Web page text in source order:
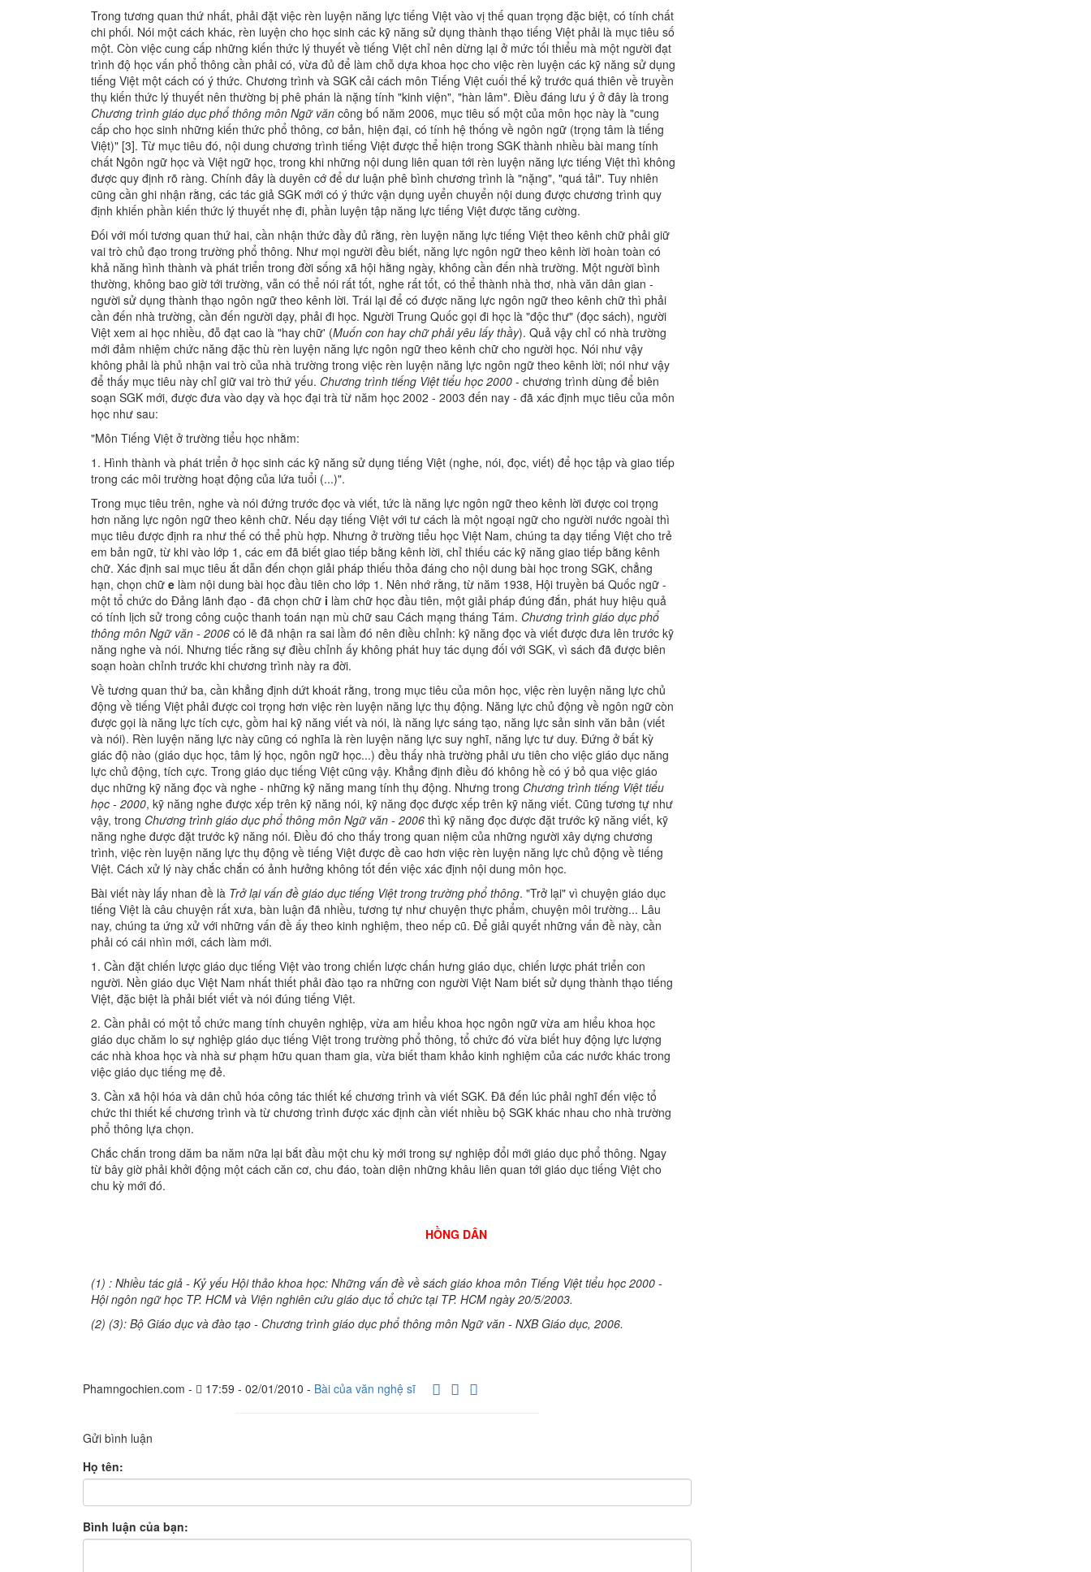
Trong tương quan thứ nhất, phải đặt việc rèn luyện năng lực tiếng Việt vào vị thế quan trọng đặc biệt, có tính chất
chi phối. Nói một cách khác, rèn luyện cho học sinh các kỹ năng sử dụng thành thạo tiếng Việt phải là mục tiêu số
một. Còn việc cung cấp những kiến thức lý thuyết về tiếng Việt chỉ nên dừng lại ở mức tối thiểu mà một người đạt
trình độ học vấn phổ thông cần phải có, vừa đủ để làm chỗ dựa khoa học cho việc rèn luyện các kỹ năng sử dụng
tiếng Việt một cách có ý thức. Chương trình và SGK cải cách môn Tiếng Việt cuối thế kỷ trước quá thiên về truyền
thụ kiến thức lý thuyết nên thường bị phê phán là nặng tính "kinh viện", "hàn lâm". Điều đáng lưu ý ở đây là trong
Chương trình giáo dục phổ thông môn Ngữ văn công bố năm 2006, mục tiêu số một của môn học này là "cung
cấp cho học sinh những kiến thức phổ thông, cơ bản, hiện đại, có tính hệ thống về ngôn ngữ (trọng tâm là tiếng
Việt)" [3]. Từ mục tiêu đó, nội dung chương trình tiếng Việt được thể hiện trong SGK thành nhiều bài mang tính
chất Ngôn ngữ học và Việt ngữ học, trong khi những nội dung liên quan tới rèn luyện năng lực tiếng Việt thì không
được quy định rõ ràng. Chính đây là duyên cớ để dư luận phê bình chương trình là "nặng", "quá tải". Tuy nhiên
cũng cần ghi nhận rằng, các tác giả SGK mới có ý thức vận dụng uyển chuyển nội dung được chương trình quy
định khiến phần kiến thức lý thuyết nhẹ đi, phần luyện tập năng lực tiếng Việt được tăng cường.
Đối với mối tương quan thứ hai, cần nhận thức đầy đủ rằng, rèn luyện năng lực tiếng Việt theo kênh chữ phải giữ
vai trò chủ đạo trong trường phổ thông. Như mọi người đều biết, năng lực ngôn ngữ theo kênh lời hoàn toàn có
khả năng hình thành và phát triển trong đời sống xã hội hằng ngày, không cần đến nhà trường. Một người bình
thường, không bao giờ tới trường, vẫn có thể nói rất tốt, nghe rất tốt, có thể thành nhà thơ, nhà văn dân gian -
người sử dụng thành thạo ngôn ngữ theo kênh lời. Trái lại để có được năng lực ngôn ngữ theo kênh chữ thì phải
cần đến nhà trường, cần đến người dạy, phải đi học. Người Trung Quốc gọi đi học là "độc thư" (đọc sách), người
Việt xem ai học nhiều, đỗ đạt cao là "hay chữ' (Muốn con hay chữ phải yêu lấy thầy). Quả vậy chỉ có nhà trường
mới đảm nhiệm chức năng đặc thù rèn luyện năng lực ngôn ngữ theo kênh chữ cho người học. Nói như vậy
không phải là phủ nhận vai trò của nhà trường trong việc rèn luyện năng lực ngôn ngữ theo kênh lời; nói như vậy
để thấy mục tiêu này chỉ giữ vai trò thứ yếu. Chương trình tiếng Việt tiểu học 2000 - chương trình dùng để biên
soạn SGK mới, được đưa vào dạy và học đại trà từ năm học 2002 - 2003 đến nay - đã xác định mục tiêu của môn
học như sau:
"Môn Tiếng Việt ở trường tiểu học nhằm:
1. Hình thành và phát triển ở học sinh các kỹ năng sử dụng tiếng Việt (nghe, nói, đọc, viết) để học tập và giao tiếp
trong các môi trường hoạt động của lứa tuổi (...)".
Trong mục tiêu trên, nghe và nói đứng trước đọc và viết, tức là năng lực ngôn ngữ theo kênh lời được coi trọng
hơn năng lực ngôn ngữ theo kênh chữ. Nếu dạy tiếng Việt với tư cách là một ngoại ngữ cho người nước ngoài thì
mục tiêu được định ra như thế có thể phù hợp. Nhưng ở trường tiểu học Việt Nam, chúng ta dạy tiếng Việt cho trẻ
em bản ngữ, từ khi vào lớp 1, các em đã biết giao tiếp bằng kênh lời, chỉ thiếu các kỹ năng giao tiếp bằng kênh
chữ. Xác định sai mục tiêu ắt dẫn đến chọn giải pháp thiếu thỏa đáng cho nội dung bài học trong SGK, chẳng
hạn, chọn chữ e làm nội dung bài học đầu tiên cho lớp 1. Nên nhớ rằng, từ năm 1938, Hội truyền bá Quốc ngữ -
một tổ chức do Đảng lãnh đạo - đã chọn chữ i làm chữ học đầu tiên, một giải pháp đúng đắn, phát huy hiệu quả
có tính lịch sử trong công cuộc thanh toán nạn mù chữ sau Cách mạng tháng Tám. Chương trình giáo dục phổ
thông môn Ngữ văn - 2006 có lẽ đã nhận ra sai lầm đó nên điều chỉnh: kỹ năng đọc và viết được đưa lên trước kỹ
năng nghe và nói. Nhưng tiếc rằng sự điều chỉnh ấy không phát huy tác dụng đối với SGK, vì sách đã được biên
soạn hoàn chỉnh trước khi chương trình này ra đời.
Về tương quan thứ ba, cần khẳng định dứt khoát rằng, trong mục tiêu của môn học, việc rèn luyện năng lực chủ
động về tiếng Việt phải được coi trọng hơn việc rèn luyện năng lực thụ động. Năng lực chủ động về ngôn ngữ còn
được gọi là năng lực tích cực, gồm hai kỹ năng viết và nói, là năng lực sáng tạo, năng lực sản sinh văn bản (viết
và nói). Rèn luyện năng lực này cũng có nghĩa là rèn luyện năng lực suy nghĩ, năng lực tư duy. Đứng ở bất kỳ
giác độ nào (giáo dục học, tâm lý học, ngôn ngữ học...) đều thấy nhà trường phải ưu tiên cho việc giáo dục năng
lực chủ động, tích cực. Trong giáo dục tiếng Việt cũng vậy. Khẳng định điều đó không hề có ý bỏ qua việc giáo
dục những kỹ năng đọc và nghe - những kỹ năng mang tính thụ động. Nhưng trong Chương trình tiếng Việt tiểu
học - 2000, kỹ năng nghe được xếp trên kỹ năng nói, kỹ năng đọc được xếp trên kỹ năng viết. Cũng tương tự như
vậy, trong Chương trình giáo dục phổ thông môn Ngữ văn - 2006 thì kỹ năng đọc được đặt trước kỹ năng viết, kỹ
năng nghe được đặt trước kỹ năng nói. Điều đó cho thấy trong quan niệm của những người xây dựng chương
trình, việc rèn luyện năng lực thụ động về tiếng Việt được đề cao hơn việc rèn luyện năng lực chủ động về tiếng
Việt. Cách xử lý này chắc chắn có ảnh hưởng không tốt đến việc xác định nội dung môn học.
Bài viết này lấy nhan đề là Trở lại vấn đề giáo dục tiếng Việt trong trường phổ thông. "Trở lại" vì chuyện giáo dục
tiếng Việt là câu chuyện rất xưa, bàn luận đã nhiều, tương tự như chuyện thực phẩm, chuyện môi trường... Lâu
nay, chúng ta ứng xử với những vấn đề ấy theo kinh nghiệm, theo nếp cũ. Để giải quyết những vấn đề này, cần
phải có cái nhìn mới, cách làm mới.
1. Cần đặt chiến lược giáo dục tiếng Việt vào trong chiến lược chấn hưng giáo dục, chiến lược phát triển con
người. Nền giáo dục Việt Nam nhất thiết phải đào tạo ra những con người Việt Nam biết sử dụng thành thạo tiếng
Việt, đặc biệt là phải biết viết và nói đúng tiếng Việt.
2. Cần phải có một tổ chức mang tính chuyên nghiệp, vừa am hiểu khoa học ngôn ngữ vừa am hiểu khoa học
giáo dục chăm lo sự nghiệp giáo dục tiếng Việt trong trường phổ thông, tổ chức đó vừa biết huy động lực lượng
các nhà khoa học và nhà sư phạm hữu quan tham gia, vừa biết tham khảo kinh nghiệm của các nước khác trong
việc giáo dục tiếng mẹ đẻ.
3. Cần xã hội hóa và dân chủ hóa công tác thiết kế chương trình và viết SGK. Đã đến lúc phải nghĩ đến việc tổ
chức thi thiết kế chương trình và từ chương trình được xác định cần viết nhiều bộ SGK khác nhau cho nhà trường
phổ thông lựa chọn.
Chắc chắn trong dăm ba năm nữa lại bắt đầu một chu kỳ mới trong sự nghiệp đổi mới giáo dục phổ thông. Ngay
từ bây giờ phải khởi động một cách căn cơ, chu đáo, toàn diện những khâu liên quan tới giáo dục tiếng Việt cho
chu kỳ mới đó.
HỒNG DÂN
(1) : Nhiều tác giả - Kỷ yếu Hội thảo khoa học: Những vấn đề về sách giáo khoa môn Tiếng Việt tiểu học 2000 -
Hội ngôn ngữ học TP. HCM và Viện nghiên cứu giáo dục tổ chức tại TP. HCM ngày 20/5/2003.
(2) (3): Bộ Giáo dục và đào tạo - Chương trình giáo dục phổ thông môn Ngữ văn - NXB Giáo dục, 2006.
Phamngochien.com - 17:59 - 02/01/2010 - Bài của văn nghệ sĩ
Gửi bình luận
Họ tên:
Bình luận của bạn: